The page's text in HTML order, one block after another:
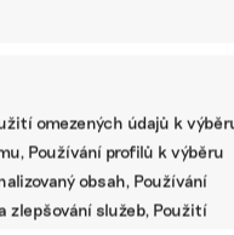
omezených údajů k
Používání profilů k výběru
obsah, Používání
zlepšování služeb, Použití
firmami
životní
Lidl